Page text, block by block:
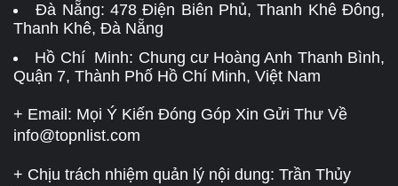
Đà Nẵng:478 Điện Biên Phủ, Thanh Khê Đông,
Thanh Khê, Đà Nẵng
Hồ Chí Minh: Chung cư Hoàng Anh Thanh Bình,
Quận 7, Thành Phố Hồ Chí Minh, Việt Nam
+ Email: Mọi Ý Kiến Đóng Góp Xin Gửi Thư Về
info@topnlist.com
+ Chịu trách nhiệm quản lý nội dung: Trần Thủy